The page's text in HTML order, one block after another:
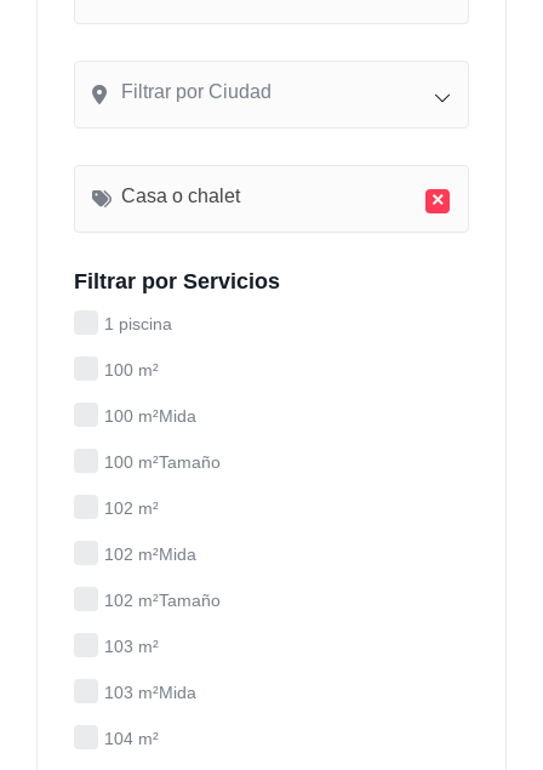
Filtrar por Ciudad
×
Casa o chalet
Filtrar por Servicios
1 piscina
100 m²
100 m²Mida
100 m²Tamaño
102 m²
102 m²Mida
102 m²Tamaño
103 m²
103 m²Mida
104 m²